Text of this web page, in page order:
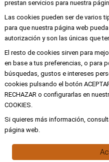
Mi cuenta
Aviso legal
Política de
Condiciones de
Copyright ©Alba
prestan servicios para nuestra
Las cookies pueden ser de varios
para que nuestra página web
autorización y son las únicas que
El resto de cookies sirven para
en base a tus preferencias, o para
búsquedas, gustos e intereses
cookies pulsando el botón
RECHAZAR o configurarlas en
COOKIES.
Si quieres más información,
página web.